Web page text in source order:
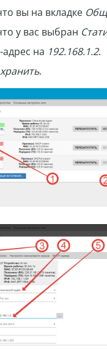
вы на вкладке
у вас выбран
на 192.168.1.2.
.